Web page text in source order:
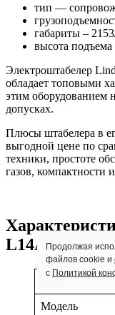
тип —
габариты –
высота
Электроштабелер
обладает топовыми
этим оборудованием
допусках.
Плюсы штабелера в
выгодной цене по
техники, простоте
газов, компактности
L14AS
Производитель
Модель
Продолжая
файлов cookie и
с Политикой